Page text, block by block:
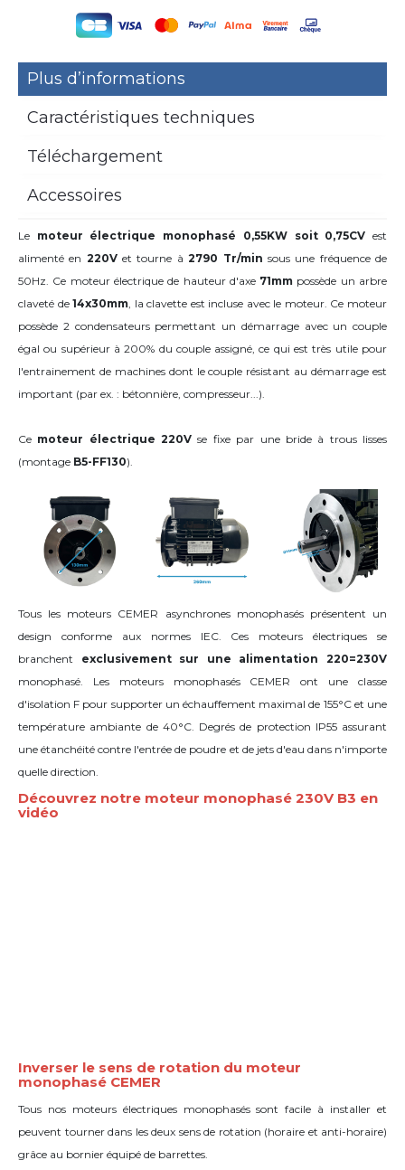
Plus d’informations
Caractéristiques techniques
Téléchargement
Accessoires
Le moteur électrique monophasé 0,55KW soit 0,75CV est
alimenté en 220Vet tourne à2790 Tr/min sous une fréquence de
50Hz. Ce moteur électrique de hauteur d'axe 71mm possède un arbre
claveté de14x30mm, la clavette est incluse avec le moteur. Ce moteur
possède 2 condensateurs permettant un démarrage avec un couple
égal ou supérieur à 200% du couple assigné, ce qui est très utile pour
l'entrainement de machines dont le couple résistant au démarrage est
important (par ex. : bétonnière, compresseur...).
Ce moteur électrique 220V se fixe par une bride à trous lisses
(montage B5-FF130).
Tous les moteurs CEMER asynchrones monophasés présentent un
design conforme aux normes IEC. Ces moteurs électriques se
branchent exclusivement sur une alimentation 220=230V
monophasé. Les moteurs monophasés CEMER ont une classe
d'isolation F pour supporter un échauffement maximal de 155°C et une
température ambiante de 40°C. Degrés de protection IP55 assurant
une étanchéité contre l'entrée de poudre et de jets d'eau dans n'importe
quelle direction.
Découvrez notre moteur monophasé 230V B3 en
vidéo
Inverser le sens de rotation du moteur
monophasé CEMER
Tous nos moteurs électriques monophasés sont facile à installer et
peuvent tourner dans les deux sens de rotation (horaire et anti-horaire)
grâce au bornier équipé de barrettes.